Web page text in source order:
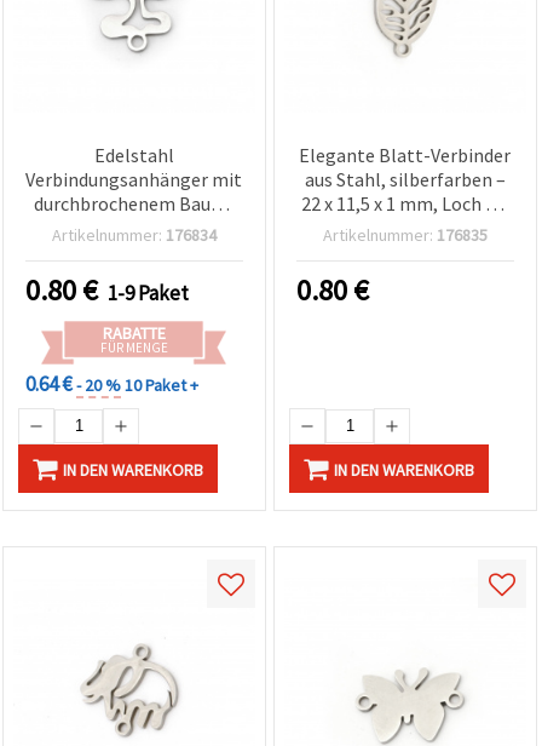
Edelstahl
Verbindungsanhänger mit
durchbrochenem Baum-
Motiv, silberfarben,
2‑mm‑Löcher, für
Schmuckherstellung – 2
Stück
Artikelnummer: 176834
0.80€ 1-9 Paket
RABATTE
FÜR MENGE
0.64 €- 20 %10 Paket +
IN DEN WARENKORB
Elegante Blatt-Verbinder
aus Stahl, silberfarben –
22 x 11,5 x 1 mm, Loch 1,5
mm, 2er-Set –
Armbänder, Halsketten &
naturinspirierte Designs
Artikelnummer: 176835
0.80€
IN DEN WARENKORB